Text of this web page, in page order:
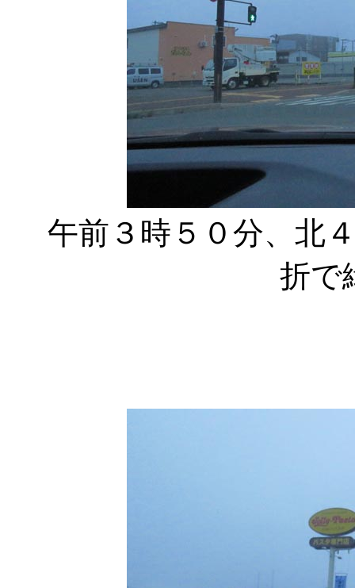
午前３時５０分、北
折で